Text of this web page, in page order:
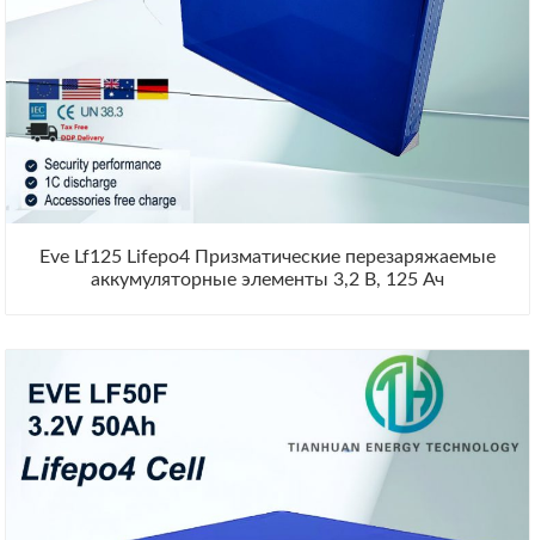
Eve Lf125 Lifepo4 Призматические перезаряжаемые
аккумуляторные элементы 3,2 В, 125 Ач